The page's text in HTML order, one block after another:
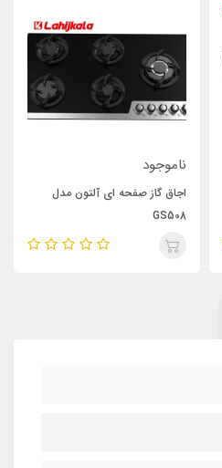
ناموجود
اجاق گاز صفحه ای آلتون مدل
GS508